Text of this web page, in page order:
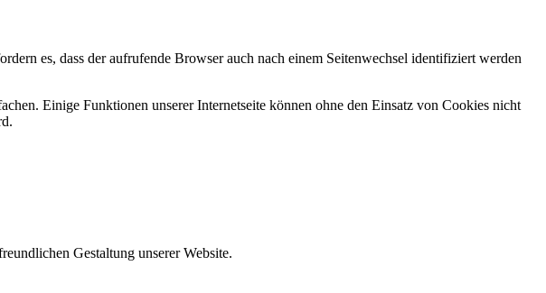
es, dass der aufrufende Browser auch nach einem Seitenwechsel identifiziert werden
Einige Funktionen unserer Internetseite können ohne den Einsatz von Cookies nicht
Gestaltung unserer Website.